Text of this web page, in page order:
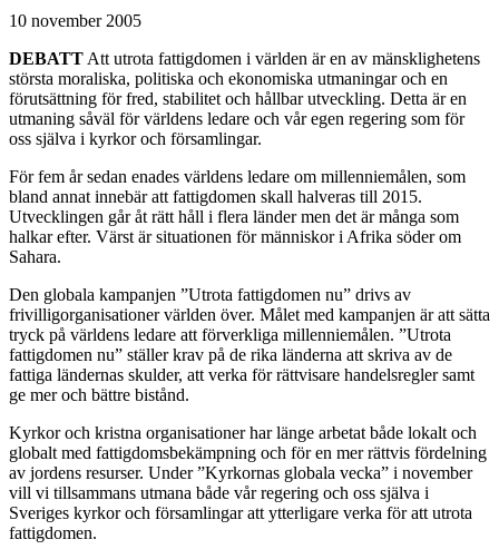
10 november 2005
DEBATT Att utrota fattigdomen i världen är en av mänsklighetens
största moraliska, politiska och ekonomiska utmaningar och en
förutsättning för fred, stabilitet och hållbar utveckling. Detta är en
utmaning såväl för världens ledare och vår egen regering som för
oss själva i kyrkor och församlingar.
För fem år sedan enades världens ledare om millenniemålen, som
bland annat innebär att fattigdomen skall halveras till 2015.
Utvecklingen går åt rätt håll i flera länder men det är många som
halkar efter. Värst är situationen för människor i Afrika söder om
Sahara.
Den globala kampanjen ”Utrota fattigdomen nu” drivs av
frivilligorganisationer världen över. Målet med kampanjen är att sätta
tryck på världens ledare att förverkliga millenniemålen. ”Utrota
fattigdomen nu” ställer krav på de rika länderna att skriva av de
fattiga ländernas skulder, att verka för rättvisare handelsregler samt
ge mer och bättre bistånd.
Kyrkor och kristna organisationer har länge arbetat både lokalt och
globalt med fattigdomsbekämpning och för en mer rättvis fördelning
av jordens resurser. Under ”Kyrkornas globala vecka” i november
vill vi tillsammans utmana både vår regering och oss själva i
Sveriges kyrkor och församlingar att ytterligare verka för att utrota
fattigdomen.